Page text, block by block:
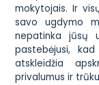
mokytojais. Ir
savo ugdymo
nepatinka jūsų
pastebėjusi,
atskleidžia
privalumus ir